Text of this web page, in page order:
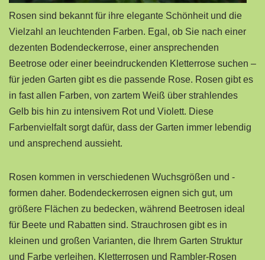
Rosen sind bekannt für ihre elegante Schönheit und die
Vielzahl an leuchtenden Farben. Egal, ob Sie nach einer
dezenten Bodendeckerrose, einer ansprechenden
Beetrose oder einer beeindruckenden Kletterrose suchen –
für jeden Garten gibt es die passende Rose. Rosen gibt es
in fast allen Farben, von zartem Weiß über strahlendes
Gelb bis hin zu intensivem Rot und Violett. Diese
Farbenvielfalt sorgt dafür, dass der Garten immer lebendig
und ansprechend aussieht.
Rosen kommen in verschiedenen Wuchsgrößen und -
formen daher. Bodendeckerrosen eignen sich gut, um
größere Flächen zu bedecken, während Beetrosen ideal
für Beete und Rabatten sind. Strauchrosen gibt es in
kleinen und großen Varianten, die Ihrem Garten Struktur
und Farbe verleihen. Kletterrosen und Rambler-Rosen